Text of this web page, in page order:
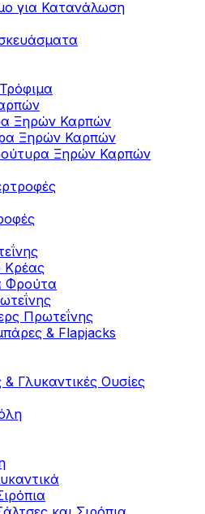
για Κατανάλωση
Ξηρών Καρπών
Ξηρών Καρπών
Ξηρών Καρπών
Κρέας
Φρούτα
Πρωτεΐνης
& Flapjacks
Γλυκαντικές Ουσίες